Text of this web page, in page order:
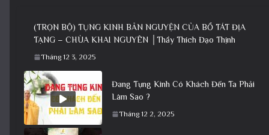
(TRỌN BỘ) TỤNG KINH BẢN NGUYỆN CỦA BỒ TÁT ĐỊA
TẠNG – CHÙA KHAI NGUYÊN │Thầy Thích Đạo Thịnh
Tháng 12 3, 2025
Đang Tụng Kinh Có Khách Đến Ta Phải
Làm Sao ?
Tháng 12 2, 2025